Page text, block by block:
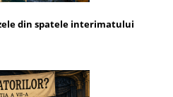
din spatele interimatului